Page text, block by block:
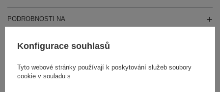
PODROBNOSTI NA
RECENZE
OSTATNIO CIĘ
Konfigurace souhlasů
Tyto webové stránky používají k poskytování služeb soubory
cookie v souladu s